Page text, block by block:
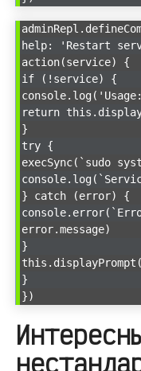
help: 'Restart
action(service) {
if (!service) {
return
}
try {
execSync(`sudo
} catch (error) {
error.message)
}
}
})